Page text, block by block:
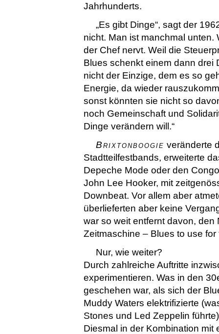
Jahrhunderts.
„Es gibt Dinge“, sagt der
nicht. Man ist manchmal unten.
der Chef nervt. Weil die
Blues schenkt einem dann drei
nicht der Einzige, dem es so
Energie, da wieder
sonst könnten sie nicht so
noch Gemeinschaft und
Dinge verändern will.“
Brixtonboogie veränderte
Stadtteilfestbands, erweiterte
Depeche Mode oder den
John Lee Hooker, mit
Downbeat. Vor allem aber
überlieferten aber keine
war so weit entfernt davon,
Zeitmaschine – Blues to use for
Nur, wie weiter?
Durch zahlreiche Auftritte
experimentieren. Was in den
geschehen war, als sich der
Muddy Waters elektrifizierte
Stones und Led Zeppelin
Diesmal in der Kombination